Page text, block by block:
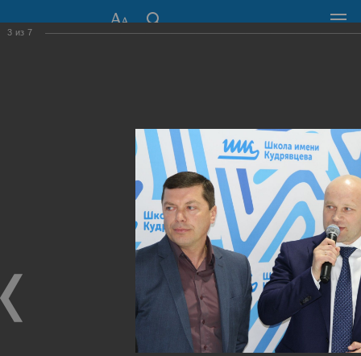
630099, г. Новосибирск, Красный проспект, 34
Общественная приемная
Фоторепортажи
›
3 из 7